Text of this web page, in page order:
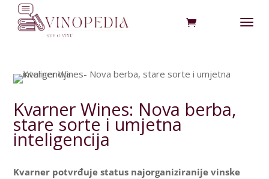
Kvarner Wines: Nova berba,
stare sorte i umjetna
inteligencija
Kvarner potvrđuje status najorganiziranije vinske